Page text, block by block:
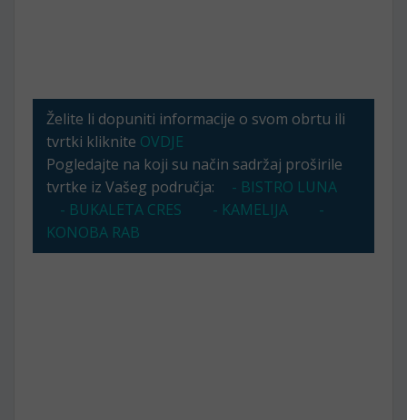
Želite li dopuniti informacije o svom obrtu ili
tvrtki kliknite OVDJE
Pogledajte na koji su način sadržaj proširile
tvrtke iz Vašeg područja:
- BISTRO LUNA
- BUKALETA CRES
- KAMELIJA
-
KONOBA RAB